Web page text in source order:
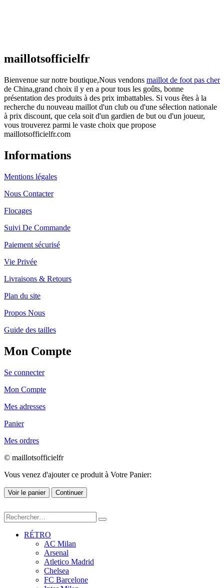
maillotsofficielfr
Bienvenue sur notre boutique,Nous vendons maillot de foot pas cher
de China,grand choix il y en a pour tous les goûts, bonne
présentation des produits à des prix imbattables. Si vous êtes à la
recherche du nouveau maillot d'un club ou d'une sélection nationale
à prix discount, que cela soit d'un gardien de but ou d'un joueur,
vous trouverez parmi le vaste choix que propose
maillotsofficielfr.com
Informations
Mentions légales
Nous Contacter
Flocages
Suivi De Commande
Paiement sécurisé
Vie Privée
Livraisons & Retours
Plan du site
Propos Nous
Guide des tailles
Mon Compte
Se connecter
Mon Compte
Mes adresses
Panier
Mes ordres
© maillotsofficielfr
Vous venez d'ajouter ce produit à Votre Panier:
Voir le panier Continuer
RÉTRO
AC Milan
Arsenal
Atletico Madrid
Chelsea
FC Barcelone